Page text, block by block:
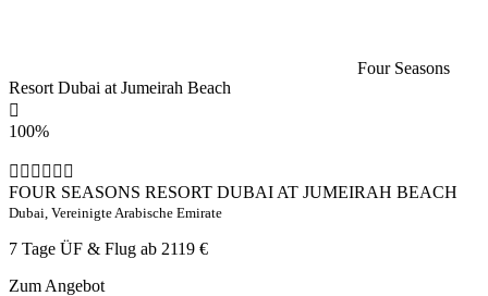
Four Seasons
Resort Dubai at Jumeirah Beach
100%
FOUR SEASONS RESORT DUBAI AT JUMEIRAH BEACH
Dubai, Vereinigte Arabische Emirate
7 Tage ÜF & Flug ab 2119 €
Zum Angebot